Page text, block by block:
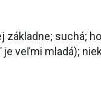
suchá;
veľmi mladá);